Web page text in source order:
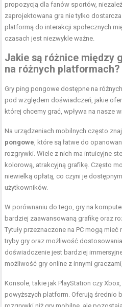
propozycją dla fanów sportów,
zaprojektowana gra nie tylko
platformą do interakcji społecznych
czasach jest niezwykle ważne.
Jakie są różnice między
na różnych platformach?
Gry ping pongowe dostępne na
pod względem doświadczeń, jakie
której chcemy grać, wpływa na nasze
Na urządzeniach mobilnych często
pongowe, które są łatwe do
rozgrywki. Wiele z nich ma intuicyjne
kolorową, atrakcyjną grafikę. Często
niewielką opłatą, co czyni je
użytkowników.
W porównaniu do tego, gry na
bardziej zaawansowaną grafikę oraz
Tytuły przeznaczone na PC mogą
tryby gry oraz możliwość
doświadczenie jest bardziej
możliwość gry online z innymi
Konsole, takie jak PlayStation czy
powyższych platform. Oferują średnio